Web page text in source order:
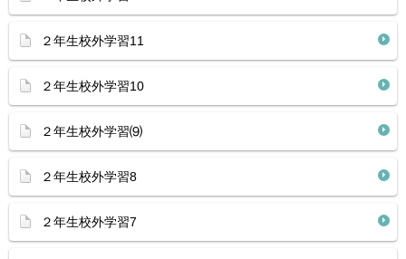
２年生校外学習11
２年生校外学習10
２年生校外学習⑼
２年生校外学習8
２年生校外学習7